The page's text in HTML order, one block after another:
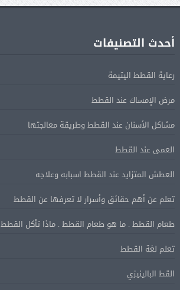
أحدث التصنيفات
رعاية القطط اليتيمة
مرض الإمساك عند القطط
مشاكل الأسنان عند القطط وطريقة معالجتها
العمى عند القطط
العطش المتزايد عند القطط اسبابه وعلاجه
تعلم عن أهم حقائق وأسرار لا تعرفها عن القطط
طعام القطط . ما هو طعام القطط . ماذا تأكل القطط
تعلم لغة القطط
القط البالينيزي